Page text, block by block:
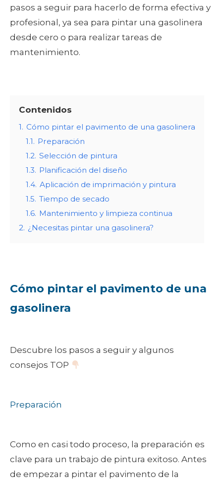
pasos a seguir para hacerlo de forma efectiva y
profesional, ya sea para pintar una gasolinera
desde cero o para realizar tareas de
mantenimiento.
Contenidos
1. Cómo pintar el pavimento de una gasolinera
1.1. Preparación
1.2. Selección de pintura
1.3. Planificación del diseño
1.4. Aplicación de imprimación y pintura
1.5. Tiempo de secado
1.6. Mantenimiento y limpieza continua
2. ¿Necesitas pintar una gasolinera?
Cómo pintar el pavimento de una
gasolinera
Descubre los pasos a seguir y algunos
consejos TOP
Preparación
Como en casi todo proceso, la preparación es
clave para un trabajo de pintura exitoso. Antes
de empezar a pintar el pavimento de la